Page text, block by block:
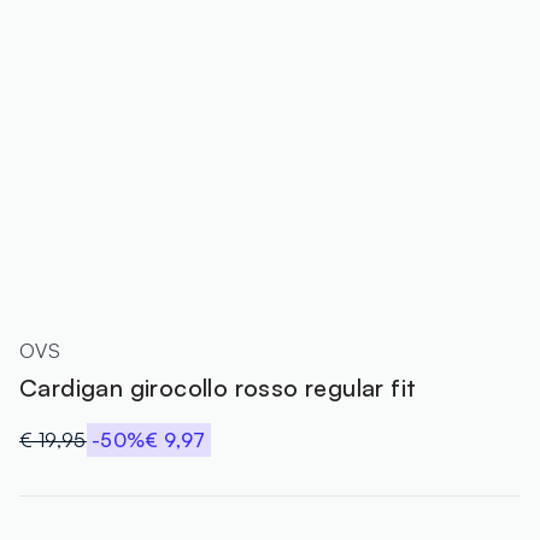
OVS
Cardigan girocollo rosso regular fit
€ 19,95 -50%€ 9,97